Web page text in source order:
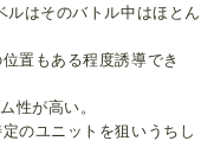
ルはそのバトル中はほとん
置もある程度誘導でき
性が高い。
のユニットを狙いうちし